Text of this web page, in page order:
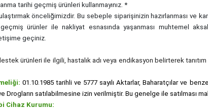
tarihi geçmiş ürünleri kullanmayınız. *
önceliğimizdir. Bu sebeple siparişinizin hazırlanması ve
ürünler ile nakliyat esnasında yaşanması muhtemel
geçiniz.
ürünleri ile ilgili, hastalık adı veya endikasyon belirterek
01.10.1985 tarihli ve 5777 sayılı Aktarlar, Baharatçılar ve
Drogların satılabilmesine izin verilmiştir. Bu genelge ile satılması
Cihaz Kurumu: